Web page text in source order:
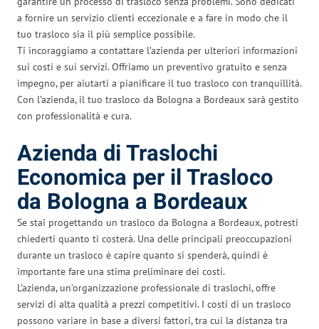
a fornire un servizio clienti eccezionale e a fare in modo che il
tuo trasloco sia il più semplice possibile.
Ti incoraggiamo a contattare l’azienda per ulteriori informazioni
sui costi e sui servizi. Offriamo un preventivo gratuito e senza
impegno, per aiutarti a pianificare il tuo trasloco con tranquillità.
Con l’azienda, il tuo trasloco da Bologna a Bordeaux sarà gestito
con professionalità e cura.
Azienda di Traslochi
Economica per il Trasloco
da Bologna a Bordeaux
Se stai progettando un trasloco da Bologna a Bordeaux, potresti
chiederti quanto ti costerà. Una delle principali preoccupazioni
durante un trasloco è capire quanto si spenderà, quindi è
importante fare una stima preliminare dei costi.
L’azienda, un’organizzazione professionale di traslochi, offre
servizi di alta qualità a prezzi competitivi. I costi di un trasloco
possono variare in base a diversi fattori, tra cui la distanza tra